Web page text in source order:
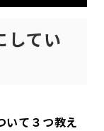
してい
いて３つ教え